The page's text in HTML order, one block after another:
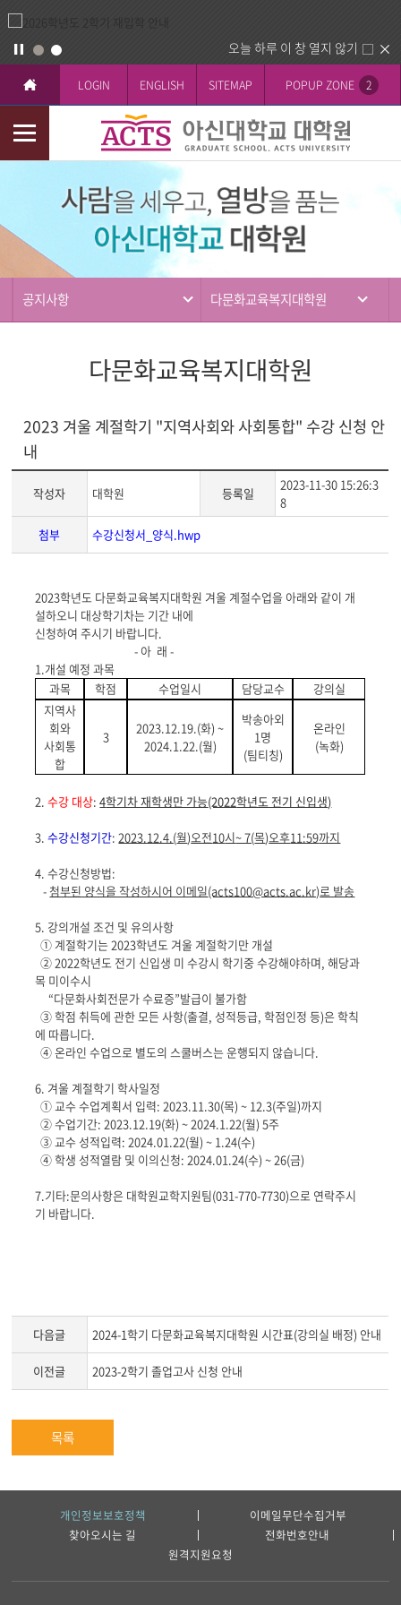
오늘 하루 이 창 열지 않기
LOGIN ENGLISH SITEMAP POPUP ZONE 2
모
바
티
공지사항 다문화교육복지대학원
다문화교육복지대학원
2023 겨울 계절학기 "지역사회와 사회통합" 수강 신청 안
내
작성자 대학원 등록일
2023-11-30 15:26:3
8
첨부
수강신청서_양식.hwp
게
시
글
문
2023학년도 다문화교육복지대학원 겨울 계절수업을 아래와 같이 개
설하오니 대상학기차는 기간 내에
신청하여 주시기 바랍니다.
- 아 래-
1.개설 예정 과목
과목
학점 수업일시 담당교수
강의실
지역사
회와
사회통
합
3
2023.12.19.(화) ~
2024.1.22.(월)
박송아외
1명
(팀티칭)
온라인
(녹화)
2.수강 대상:4학기차 재학생만 가능(2022학년도 전기 신입생)
3. 수강신청기간:2023.12.4.(월)오전10시~ 7(목)오후11:59까지
4.수강신청방법:
- 첨부된 양식을 작성하시어 이메일(acts100@acts.ac.kr)로 발송
5. 강의개설 조건 및 유의사항
① 계절학기는2023학년도 겨울 계절학기만 개설
②2022학년도 전기 신입생 미 수강시 학기중 수강해야하며,해당과
목 미이수시
“다문화사회전문가 수료증”발급이 불가함
③학점 취득에 관한 모든 사항(출결, 성적등급,학점인정 등)은 학칙
에 따릅니다.
④온라인 수업으로 별도의 스쿨버스는 운행되지 않습니다.
6. 겨울 계절학기 학사일정
①교수 수업계획서 입력: 2023.11.30(목) ~ 12.3(주일)까지
②수업기간: 2023.12.19(화) ~ 2024.1.22(월) 5주
③교수 성적입력: 2024.01.22(월) ~ 1.24(수)
④학생 성적열람 및 이의신청: 2024.01.24(수) ~ 26(금)
7.기타:문의사항은 대학원교학지원팀(031-770-7730)으로 연락주시
기 바랍니다.
다음글 2024-1학기 다문화교육복지대학원 시간표(강의실 배정) 안내
이전글 2023-2학기 졸업고사 신청 안내
목록
개인정보보호정책
이메일무단수집거부
찾아오시는 길
전화번호안내
원격지원요청